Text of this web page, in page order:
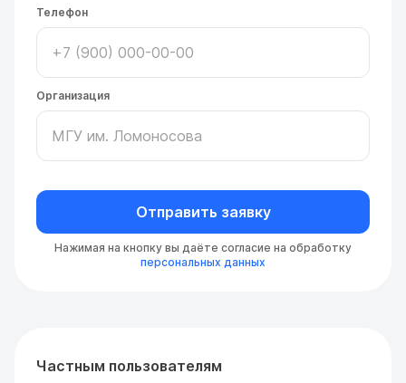
Телефон
Организация
Отправить заявку
Нажимая на кнопку вы даёте согласие на обработку
персональных данных
Частным пользователям